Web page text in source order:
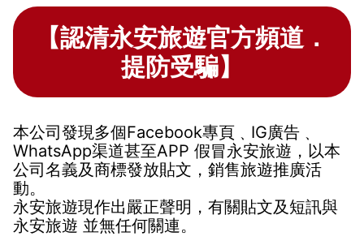
【認清永安旅遊官方頻道．
提防受騙】
本公司發現多個Facebook專頁 IG廣告
WhatsApp渠道甚至APP 假冒永安旅遊 ，以本
公司名義及商標發放貼文，銷售旅遊推廣活
動。
永安旅遊現作出嚴正聲明，有關貼文及短訊與
永安旅遊 並無任何關連。